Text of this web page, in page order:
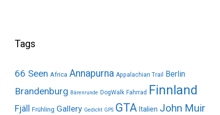
Tags
66 Seen Africa Annapurna Appalachian Trail Berlin
Brandenburg Bärenrunde DogWalk Fahrrad Finnland
Fjäll Frühling Gallery Gedicht GPS GTA Italien John Muir